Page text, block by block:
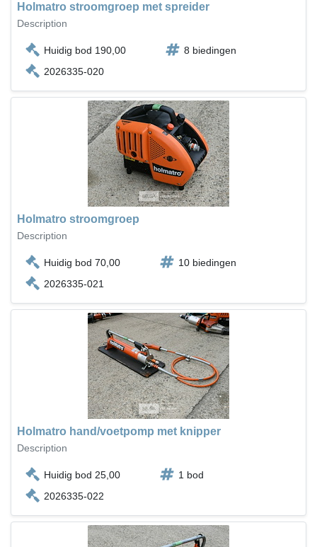
Holmatro stroomgroep met spreider
Description
Huidig bod 190,00
8 biedingen
2026335-020
Holmatro stroomgroep
Description
Huidig bod 70,00
10 biedingen
2026335-021
Holmatro hand/voetpomp met knipper
Description
Huidig bod 25,00
1 bod
2026335-022